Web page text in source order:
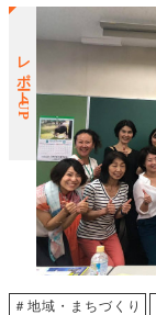
レポートUP
＃地域・まちづくり